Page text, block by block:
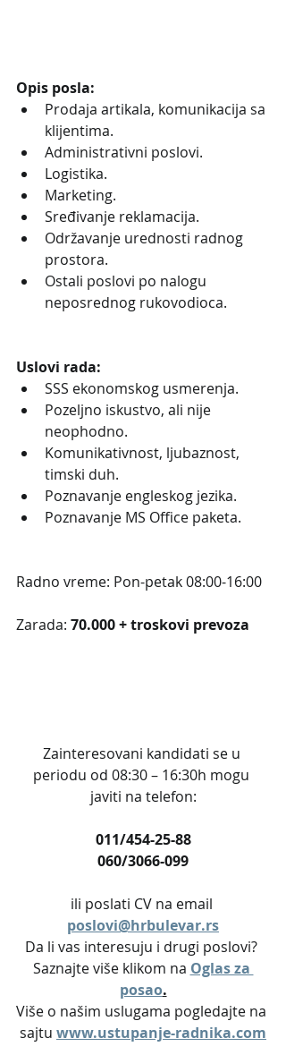
Opis posla:
Prodaja artikala, komunikacija sa
klijentima.
Administrativni poslovi.
Logistika.
Marketing.
Sređivanje reklamacija.
Održavanje urednosti radnog
prostora.
Ostali poslovi po nalogu
neposrednog rukovodioca.
Uslovi rada:
SSS ekonomskog usmerenja.
Pozeljno iskustvo, ali nije
neophodno.
Komunikativnost, ljubaznost,
timski duh.
Poznavanje engleskog jezika.
Poznavanje MS Office paketa.
Radno vreme: Pon-petak 08:00-16:00
Zarada: 70.000 + troskovi prevoza
Zainteresovani kandidati se u
periodu od 08:30 – 16:30h mogu
javiti na telefon:
011/454-25-88
060/3066-099
ili poslati CV na email
poslovi@hrbulevar.rs
Da li vas interesuju i drugi poslovi?
Saznajte više klikom na Oglas za
posao.
Više o našim uslugama pogledajte na
sajtu www.ustupanje-radnika.com